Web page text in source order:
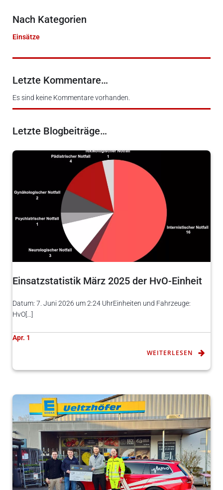
Nach Kategorien
Einsätze
Letzte Kommentare…
Es sind keine Kommentare vorhanden.
Letzte Blogbeiträge…
Einsatzstatistik März 2025 der HvO-Einheit
Datum: 7. Juni 2026 um 2:24 UhrEinheiten und Fahrzeuge:
HvO[…]
Apr. 1
WEITERLESEN